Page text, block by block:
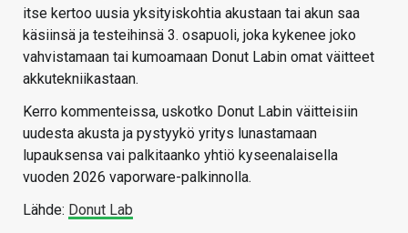
itse kertoo uusia yksityiskohtia akustaan tai akun saa
käsiinsä ja testeihinsä 3. osapuoli, joka kykenee joko
vahvistamaan tai kumoamaan Donut Labin omat väitteet
akkutekniikastaan.
Kerro kommenteissa, uskotko Donut Labin väitteisiin
uudesta akusta ja pystyykö yritys lunastamaan
lupauksensa vai palkitaanko yhtiö kyseenalaisella
vuoden 2026 vaporware-palkinnolla.
Lähde: Donut Lab